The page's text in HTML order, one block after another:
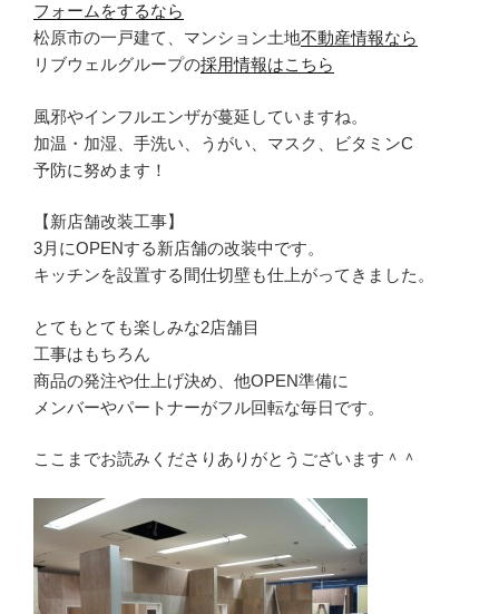
フォームをするなら
松原市の一戸建て、マンション土地不動産情報なら
リブウェルグループの採用情報はこちら
風邪やインフルエンザが蔓延していますね。
加温・加湿、手洗い、うがい、マスク、ビタミンC
予防に努めます！
【新店舗改装工事】
3月にOPENする新店舗の改装中です。
キッチンを設置する間仕切壁も仕上がってきました。
とてもとても楽しみな2店舗目
工事はもちろん
商品の発注や仕上げ決め、他OPEN準備に
メンバーやパートナーがフル回転な毎日です。
ここまでお読みくださりありがとうございます＾＾